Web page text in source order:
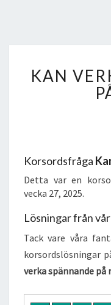
KAN
Korsordsfråga
Detta var en
vecka 27, 2025.
Lösningar från
Tack vare våra
korsordslösningar
verka spännande på